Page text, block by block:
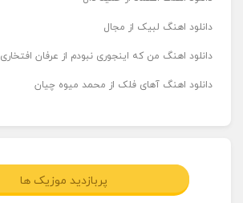
دانلود اهنگ لبیک از مجال
دانلود اهنگ من که اینجوری نبودم از عرفان افتخاری
دانلود اهنگ آهای فلک از محمد میوه چیان
پربازدید موزیک ها